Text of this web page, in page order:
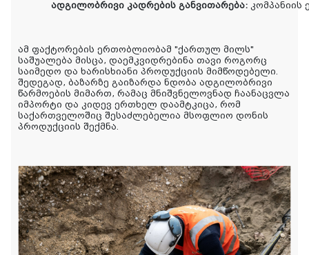
ადგილობრივი კადრების განვითარება:
ამ ფაქტორების ერთობლიობამ "ქართულ მილს"
საშუალება მისცა, დაემკვიდრებინა თავი როგორც
საიმედო და ხარისხიანი პროდუქციის მიმწოდებელი.
შედეგად, ბაზარზე გაიზარდა ნდობა ადგილობრივი
წარმოების მიმართ, რამაც მნიშვნელოვნად ჩაანაცვლა
იმპორტი და კიდევ ერთხელ დაამტკიცა, რომ
საქართველოშიც შესაძლებელია მსოფლიო დონის
პროდუქციის შექმნა.